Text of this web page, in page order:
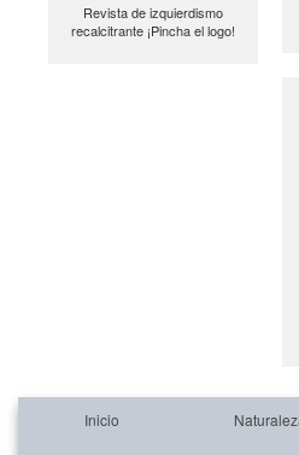
Revista de izquierdismo
recalcitrante ¡Pincha el logo!
Inicio